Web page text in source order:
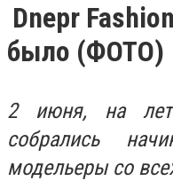
Dnepr
было (ФОТО)
2 июня, на
собрались
модельеры со